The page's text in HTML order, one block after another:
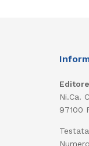
Editore
Ni.Ca.
97100